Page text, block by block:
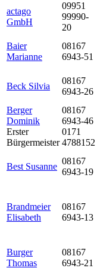
actago
GmbH
09951
99990-
20
Baier
Marianne
08167
6943-51
Beck Silvia
08167
6943-26
Berger
Dominik
Erster
Bürgermeister
08167
6943-46
0171
4788152
Best Susanne
08167
6943-19
Brandmeier
Elisabeth
08167
6943-13
Burger
Thomas
08167
6943-21